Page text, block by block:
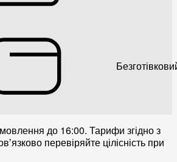
до 16:00. Тарифи згідно з
перевіряйте цілісність при